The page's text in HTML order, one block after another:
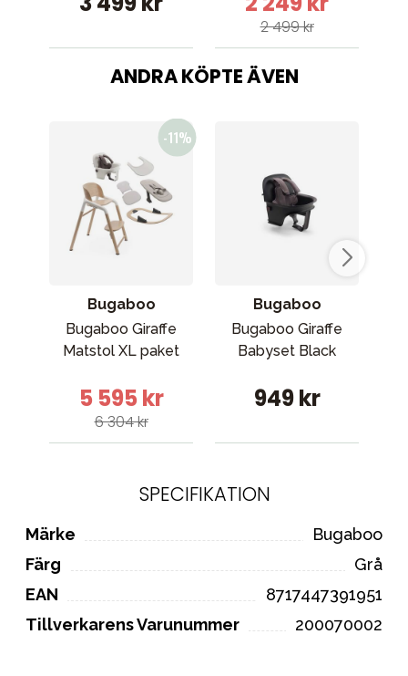
2 499 kr
ANDRA KÖPTE ÄVEN
Bugaboo
Bugaboo Giraffe
Matstol XL paket
5 595 kr
6 304 kr
Bugaboo
Bugaboo Giraffe
Babyset Black
949 kr
SPECIFIKATION
Märke
Bugaboo
Färg
Grå
EAN
8717447391951
Tillverkarens Varunummer
200070002